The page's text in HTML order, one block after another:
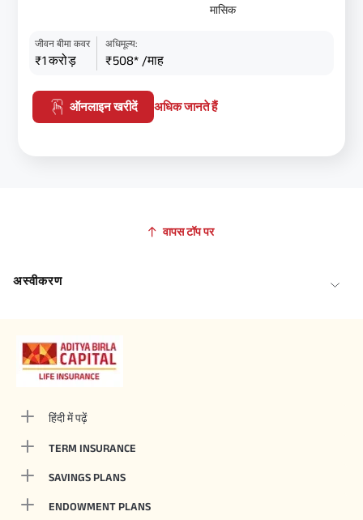
मासिक
जीवन बीमा कवर
₹1 करोड़
अधिमूल्य:
₹508* /माह
ऑनलाइन खरीदें अधिक जानते हैं
वापस टॉप पर
अस्वीकरण
हिंदी में पढ़ें
TERM INSURANCE
SAVINGS PLANS
ENDOWMENT PLANS